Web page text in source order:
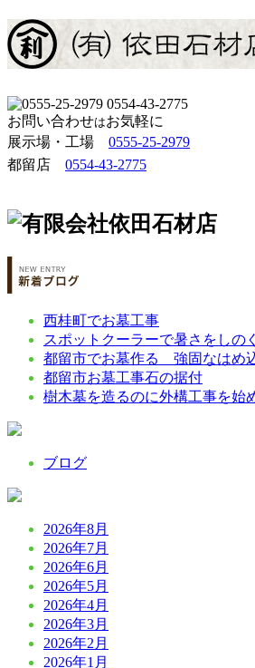
お問い合わせはお気軽に
展示場・工場  0555-25-2979
都留店 0554-43-2775
西桂町でお墓工事
スポットクーラーで暑さをしの
都留市でお墓作る 強固なはめ
都留市お墓工事石の据付
樹木墓を造るのに外構工事を始
ブログ
2026年8月
2026年7月
2026年6月
2026年5月
2026年4月
2026年3月
2026年2月
2026年1月